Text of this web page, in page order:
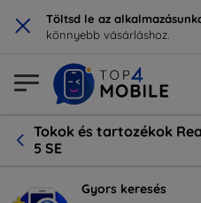
× Töltsd le az
könnyebb vásárláshoz.
Tokok és tartozékok
5 SE
Gyors keresés